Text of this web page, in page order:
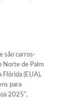
são carros-
Norte de Palm
Flórida (EUA),
para
2025”,